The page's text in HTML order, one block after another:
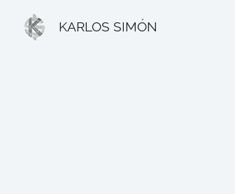
KARLOS SIMÓN